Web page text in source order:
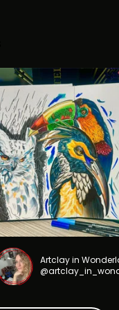
Artclay in